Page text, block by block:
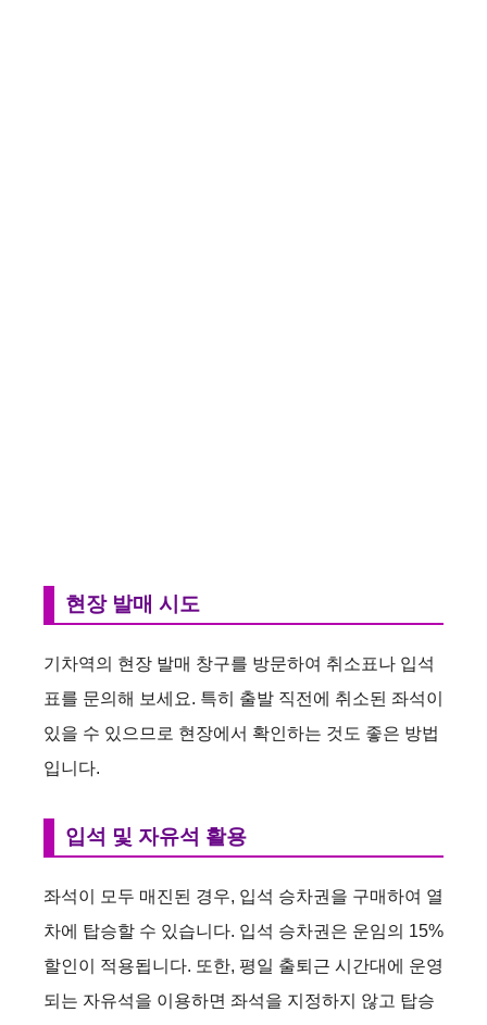
현장 발매 시도
기차역의 현장 발매 창구를 방문하여 취소표나 입석
표를 문의해 보세요. 특히 출발 직전에 취소된 좌석이
있을 수 있으므로 현장에서 확인하는 것도 좋은 방법
입니다.
입석 및 자유석 활용
좌석이 모두 매진된 경우, 입석 승차권을 구매하여 열
차에 탑승할 수 있습니다. 입석 승차권은 운임의 15%
할인이 적용됩니다. 또한, 평일 출퇴근 시간대에 운영
되는 자유석을 이용하면 좌석을 지정하지 않고 탑승